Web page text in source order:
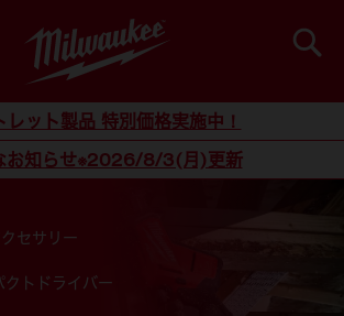
検索
プ
レット製品 特別価格実施中！
お知らせ※2026/8/3(月)更新
セサリー
クトドライバー